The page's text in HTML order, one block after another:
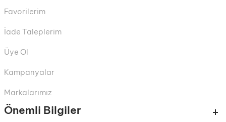
Favorilerim
İade Taleplerim
Üye Ol
Kampanyalar
Markalarımız
Önemli Bilgiler